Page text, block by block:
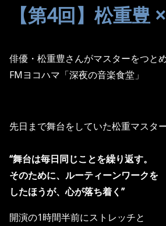
【第4回】松重豊
俳優・松重豊さんがマスターをつと
FMヨコハマ「深夜の音楽食堂」
先日まで舞台をしていた松重マスター
“舞台は毎日同じことを繰り返す。
そのために、ルーティーンワークを
したほうが、心が落ち着く”
開演の1時間半前にストレッチと